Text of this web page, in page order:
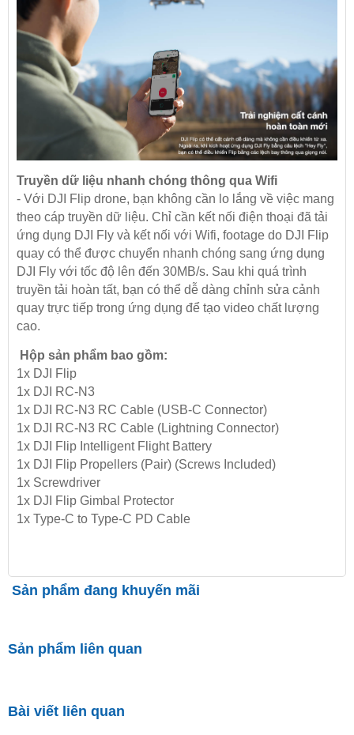
Truyền dữ liệu nhanh chóng thông qua Wifi
- Với DJI Flip drone, bạn không cần lo lắng về việc mang
theo cáp truyền dữ liệu. Chỉ cần kết nối điện thoại đã tải
ứng dụng DJI Fly và kết nối với Wifi, footage do DJI Flip
quay có thể được chuyển nhanh chóng sang ứng dụng
DJI Fly với tốc độ lên đến 30MB/s. Sau khi quá trình
truyền tải hoàn tất, bạn có thể dễ dàng chỉnh sửa cảnh
quay trực tiếp trong ứng dụng để tạo video chất lượng
cao.
Hộp sản phẩm bao gồm:
1x DJI Flip
1x DJI RC-N3
1x DJI RC-N3 RC Cable (USB-C Connector)
1x DJI RC-N3 RC Cable (Lightning Connector)
1x DJI Flip Intelligent Flight Battery
1x DJI Flip Propellers (Pair) (Screws Included)
1x Screwdriver
1x DJI Flip Gimbal Protector
1x Type-C to Type-C PD Cable
Sản phẩm đang khuyến mãi
Sản phẩm liên quan
Bài viết liên quan